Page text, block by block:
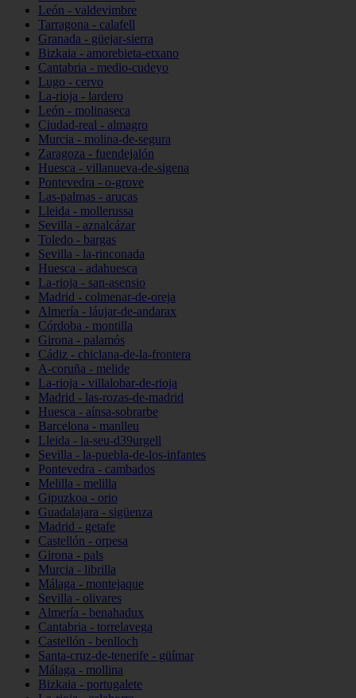
León - valdevimbre
Tarragona - calafell
Granada - güejar-sierra
Bizkaia - amorebieta-etxano
Cantabria - medio-cudeyo
Lugo - cervo
La-rioja - lardero
León - molinaseca
Ciudad-real - almagro
Murcia - molina-de-segura
Zaragoza - fuendejalón
Huesca - villanueva-de-sigena
Pontevedra - o-grove
Las-palmas - arucas
Lleida - mollerussa
Sevilla - aznalcázar
Toledo - bargas
Sevilla - la-rinconada
Huesca - adahuesca
La-rioja - san-asensio
Madrid - colmenar-de-oreja
Almería - láujar-de-andarax
Córdoba - montilla
Girona - palamós
Cádiz - chiclana-de-la-frontera
A-coruña - melide
La-rioja - villalobar-de-rioja
Madrid - las-rozas-de-madrid
Huesca - aínsa-sobrarbe
Barcelona - manlleu
Lleida - la-seu-d39urgell
Sevilla - la-puebla-de-los-infantes
Pontevedra - cambados
Melilla - melilla
Gipuzkoa - orio
Guadalajara - sigüenza
Madrid - getafe
Castellón - orpesa
Girona - pals
Murcia - librilla
Málaga - montejaque
Sevilla - olivares
Almería - benahadux
Cantabria - torrelavega
Castellón - benlloch
Santa-cruz-de-tenerife - güímar
Málaga - mollina
Bizkaia - portugalete